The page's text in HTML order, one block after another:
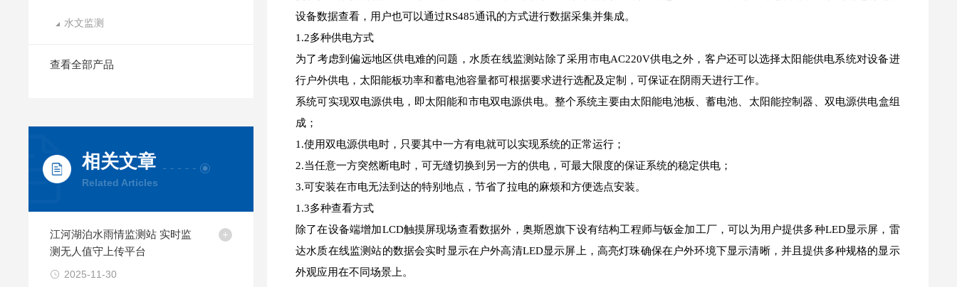
水文监测
查看全部产品
相关文章
Related Articles
江河湖泊水雨情监测站 实时监
测无人值守上传平台
2025-11-30
设备数据查看，用户也可以通过RS485通讯的方式进行数据采集并集成。
1.2多种供电方式
为了考虑到偏远地区供电难的问题，水质在线监测站除了采用市电AC220V供电之外，客户还可以选择太阳能供电系统对设备进
行户外供电，太阳能板功率和蓄电池容量都可根据要求进行选配及定制，可保证在阴雨天进行工作。
系统可实现双电源供电，即太阳能和市电双电源供电。整个系统主要由太阳能电池板、蓄电池、太阳能控制器、双电源供电盒组
成；
1.使用双电源供电时，只要其中一方有电就可以实现系统的正常运行；
2.当任意一方突然断电时，可无缝切换到另一方的供电，可最大限度的保证系统的稳定供电；
3.可安装在市电无法到达的特别地点，节省了拉电的麻烦和方便选点安装。
1.3多种查看方式
除了在设备端增加LCD触摸屏现场查看数据外，奥斯恩旗下设有结构工程师与钣金加工厂，可以为用户提供多种LED显示屏，雷
达水质在线监测站的数据会实时显示在户外高清LED显示屏上，高亮灯珠确保在户外环境下显示清晰，并且提供多种规格的显示
外观应用在不同场景上。